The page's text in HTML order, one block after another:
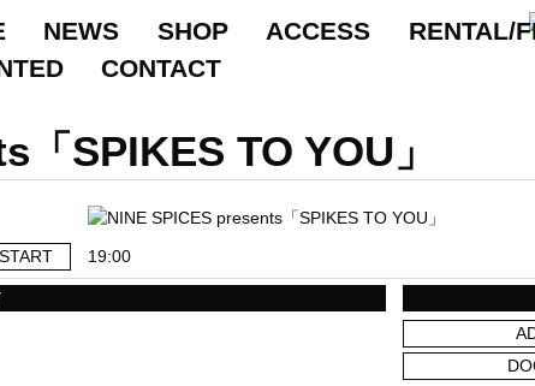
NEWS SHOP ACCESS RENTAL/
CONTACT
SPIKES TO YOU」
START 19:00